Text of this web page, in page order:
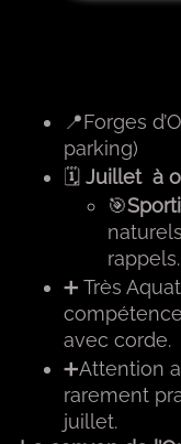
📍Forges
parking)
🗓 Juillet à
🎯
rappels.
➕ Très
avec corde.
➕Attention
rarement
juillet.